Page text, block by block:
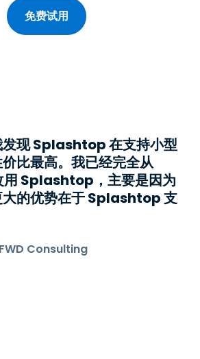
免费试用
发现 Splashtop 在支持小型
比最高。我已经完全从
Splashtop，主要是因为
大的优势在于 Splashtop 支
Consulting